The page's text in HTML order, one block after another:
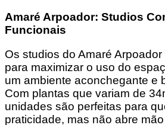
Amaré Arpoador: Studios
Funcionais
Os studios do Amaré
para maximizar o uso do
um ambiente aconchegante e
Com plantas que variam de
unidades são perfeitas para
praticidade, mas não abre